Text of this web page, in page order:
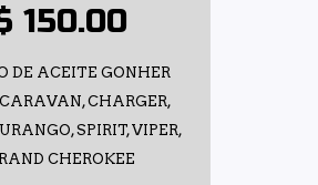
150.00
DE ACEITE GONHER
CHARGER,
SPIRIT, VIPER,
CHEROKEE